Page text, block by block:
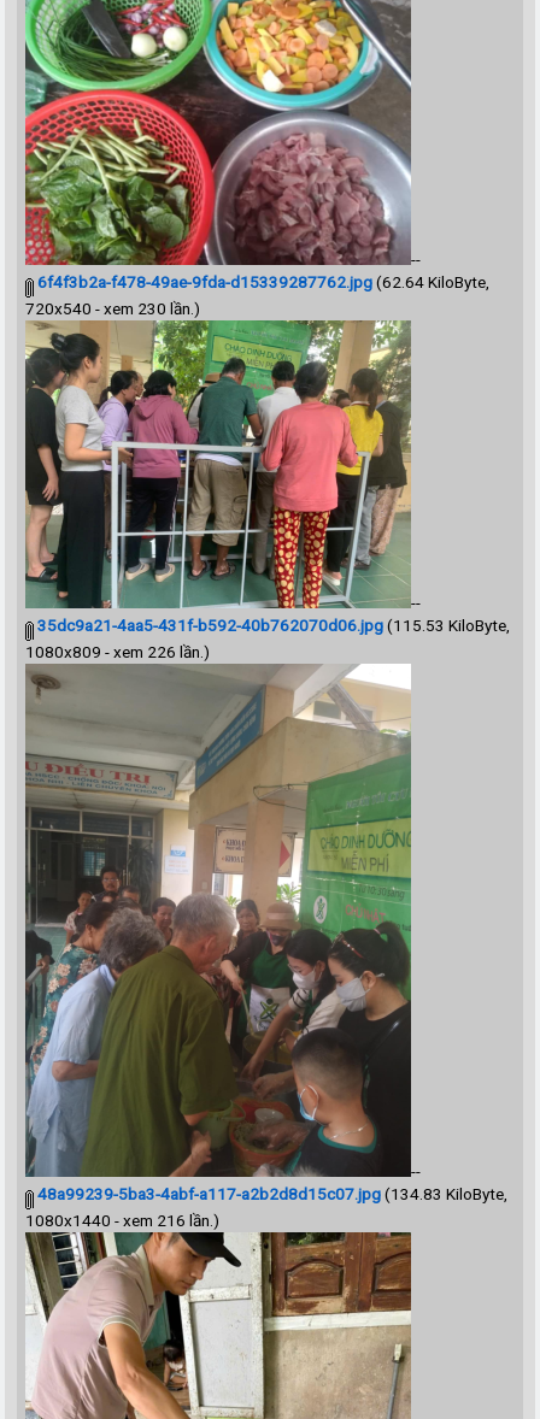
--
6f4f3b2a-f478-49ae-9fda-d15339287762.jpg(62.64 KiloByte,
720x540 - xem 230 lần.)
--
35dc9a21-4aa5-431f-b592-40b762070d06.jpg(115.53 KiloByte,
1080x809 - xem 226 lần.)
--
48a99239-5ba3-4abf-a117-a2b2d8d15c07.jpg(134.83 KiloByte,
1080x1440 - xem 216 lần.)